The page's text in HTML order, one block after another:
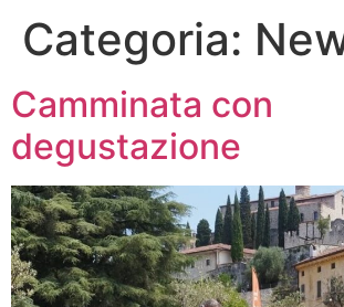
Categoria:
Camminata con
degustazione